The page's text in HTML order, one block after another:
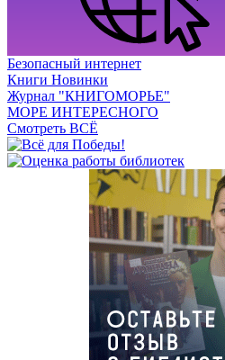
Безопасный интернет
Книги Новинки
Журнал "КНИГОМОРЬЕ"
МОРЕ ИНТЕРЕСНОГО
Смотреть ВСЁ